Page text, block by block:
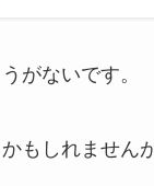
がないです。
もしれません